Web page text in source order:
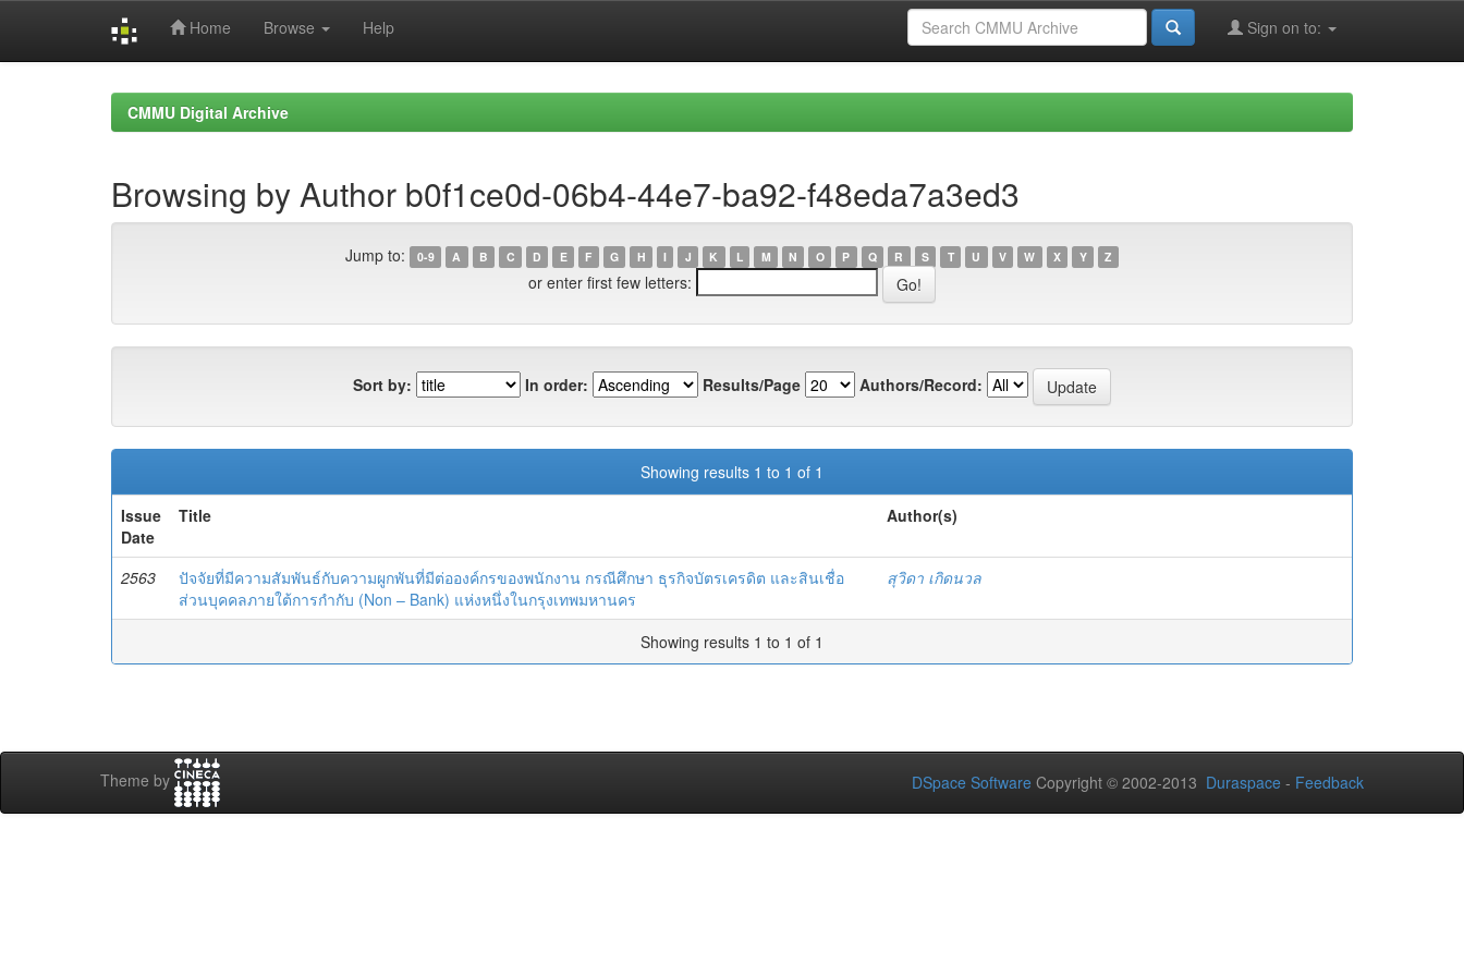
Home Browse Help Sign on to:
CMMU Digital Archive
Browsing by Author b0f1ce0d-06b4-44e7-ba92-f48eda7a3ed3
Jump to: 0-9 A B C D E F G H I J K L M N O P Q R S T U V W X Y Z
or enter first few letters:
Sort by: In order: Results/Page Authors/Record:
Showing results 1 to 1 of 1
Issue
Date
Title Author(s)
2563
ปัจจัยที่มีความสัมพันธ์กับความผูกพันที่มีต่อองค์กรของพนักงาน กรณีศึกษา ธุรกิจบัตรเครดิต และสินเชื่อ
ส่วนบุคคลภายใต้การกำกับ (Non – Bank) แห่งหนึ่งในกรุงเทพมหานคร
สุวิดา เกิดนวล
Showing results 1 to 1 of 1
Theme by DSpace Software Copyright © 2002-2013 Duraspace - Feedback